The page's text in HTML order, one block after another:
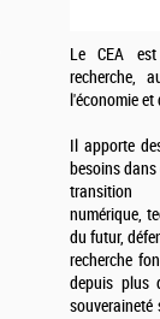
Le CEA
recherche,
l'économie et
Il apporte
besoins
transition
numérique,
du futur,
recherche
depuis plus
souveraineté